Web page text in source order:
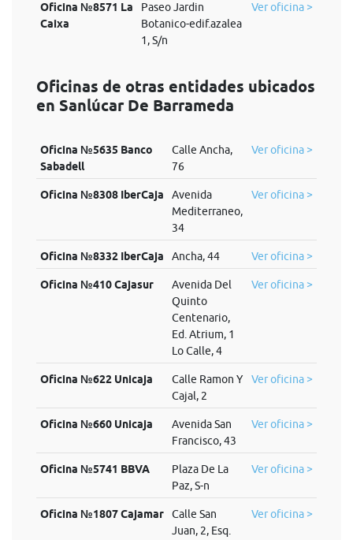
Oficina №8571 La
Caixa
Paseo Jardin
Botanico-edif.azalea
1, S/n
Ver oficina >
Oficinas de otras entidades ubicados
en Sanlúcar De Barrameda
Oficina №5635 Banco
Sabadell
Calle Ancha,
76
Ver oficina >
Oficina №8308 IberCaja
Avenida
Mediterraneo,
34
Ver oficina >
Oficina №8332 IberCaja Ancha, 44 Ver oficina >
Oficina №410 Cajasur
Avenida Del
Quinto
Centenario,
Ed. Atrium, 1
Lo Calle, 4
Ver oficina >
Oficina №622 Unicaja
Calle Ramon Y
Cajal, 2
Ver oficina >
Oficina №660 Unicaja
Avenida San
Francisco, 43
Ver oficina >
Oficina №5741 BBVA
Plaza De La
Paz, S-n
Ver oficina >
Oficina №1807 Cajamar
Calle San
Juan, 2, Esq.
Ver oficina >